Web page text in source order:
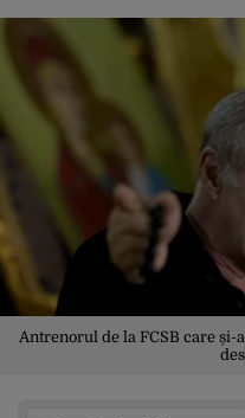
Antrenorul de la FCSB care și-